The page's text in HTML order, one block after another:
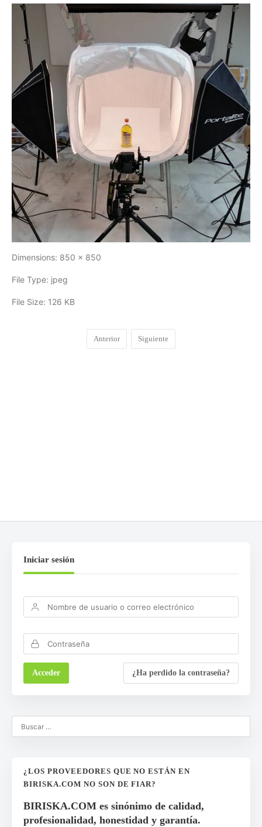
Dimensions: 850 x 850
File Type: jpeg
File Size: 126 KB
Anterior Siguiente
Iniciar sesión
¿Ha perdido la contraseña?
¿LOS PROVEEDORES QUE NO ESTÁN EN
BIRISKA.COM NO SON DE FIAR?
BIRISKA.COM es sinónimo de calidad,
profesionalidad, honestidad y garantía.